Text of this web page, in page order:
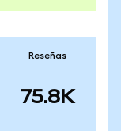
Reseñas
75.8K